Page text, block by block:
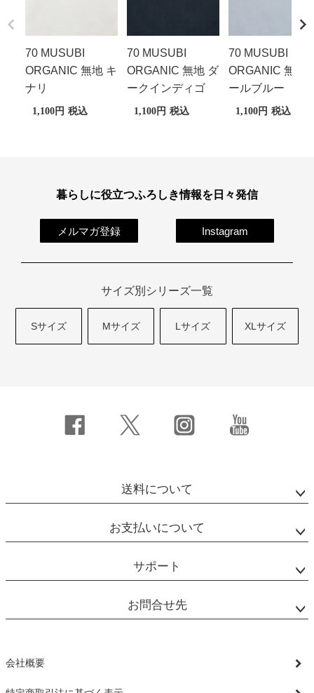
70 MUSUBI
ORGANIC 無地 キ
ナリ
1,100 税込
70 MUSUBI
ORGANIC 無地 ダ
ークインディゴ
1,100 税込
70 MUSUBI
ORGANIC 無地
ールブルー
1,100 税込
暮らしに役立つふろしき情報を日々発信
メルマガ登録 Instagram
サイズ別シリーズ一覧
Sサイズ Mサイズ Lサイズ XLサイズ
送料について
お支払いについて
サポート
お問合せ先
会社概要